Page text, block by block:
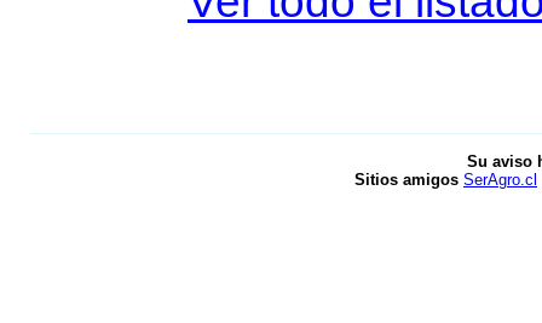
Su aviso
Sitios amigos SerAgro.cl